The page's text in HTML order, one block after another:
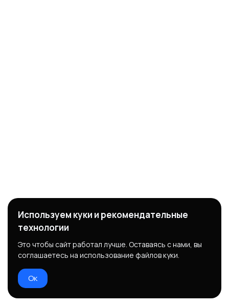
Используем куки и рекомендательные
технологии
Это чтобы сайт работал лучше. Оставаясь с нами, вы
соглашаетесь на использование файлов куки.
Ок